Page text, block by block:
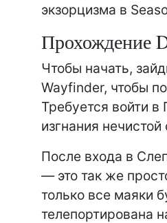
экзорцизма в
Прохождение
Чтобы начать,
Wayfinder, чтобы
Требуется войти в
изгнания
После входа в
— это так же
только все маяки
телепортирована